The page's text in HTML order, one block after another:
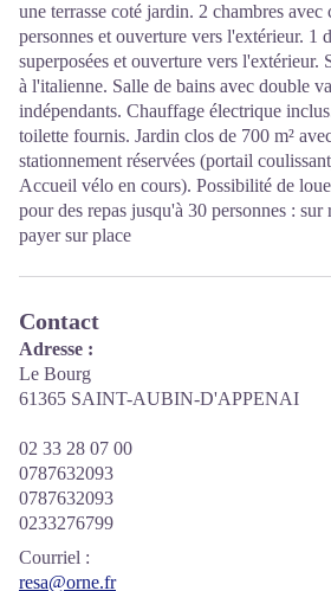
une terrasse coté jardin. 2 chambres avec
personnes et ouverture vers l'extérieur. 1
superposées et ouverture vers l'extérieur.
à l'italienne. Salle de bains avec double
indépendants. Chauffage électrique
toilette fournis. Jardin clos de 700 m²
stationnement réservées (portail
Accueil vélo en cours). Possibilité de
pour des repas jusqu'à 30 personnes : sur
payer sur place
Contact
Adresse :
Le Bourg
61365 SAINT-AUBIN-D'APPENAI
02 33 28 07 00
0787632093
0787632093
0233276799
Courriel :
resa@orne.fr